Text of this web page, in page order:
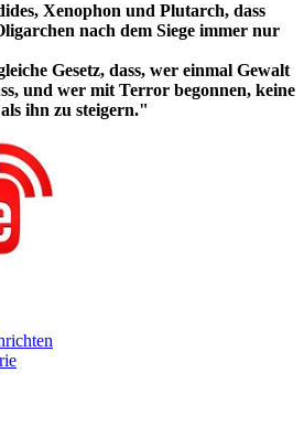
Xenophon und Plutarch, dass
nach dem Siege immer nur
Gesetz, dass, wer einmal Gewalt
und wer mit Terror begonnen, keine
ihn zu steigern."